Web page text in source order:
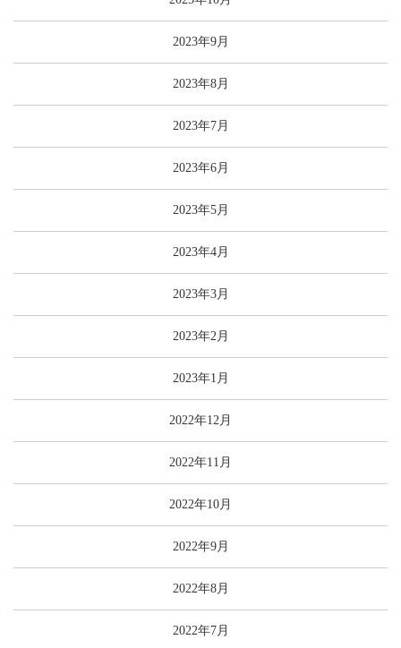
2023年9月
2023年8月
2023年7月
2023年6月
2023年5月
2023年4月
2023年3月
2023年2月
2023年1月
2022年12月
2022年11月
2022年10月
2022年9月
2022年8月
2022年7月